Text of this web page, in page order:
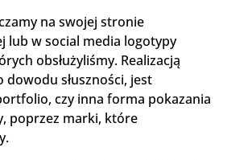
na swojej stronie
lub w social media logotypy
obsłużyliśmy. Realizacją
dowodu słuszności, jest
czy inna forma pokazania
poprzez marki, które